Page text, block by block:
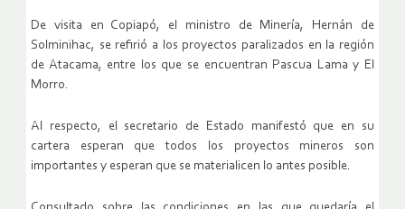
De visita en Copiapó, el ministro de Minería, Hernán de
Solminihac, se refirió a los proyectos paralizados en la región
de Atacama, entre los que se encuentran Pascua Lama y El
Morro.
Al respecto, el secretario de Estado manifestó que en su
cartera esperan que todos los proyectos mineros son
importantes y esperan que se materialicen lo antes posible.